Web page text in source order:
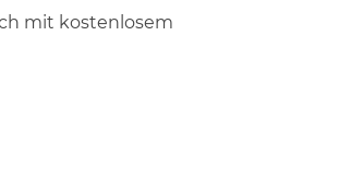
mit kostenlosem